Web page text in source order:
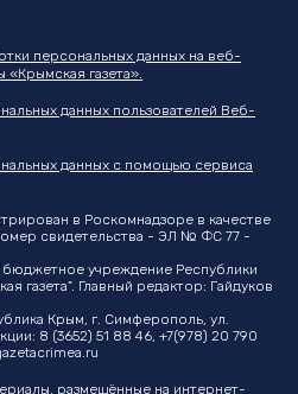
персональных данных на веб-
«Крымская газета».
данных пользователей Веб-
данных с помощью сервиса
в Роскомнадзоре в качестве
свидетельства - ЭЛ № ФС 77 -
бюджетное учреждение Республики
газета". Главный редактор: Гайдуков
Крым, г. Симферополь, ул.
8 (3652) 51 88 46, +7(978) 20 790
размещённые на интернет-